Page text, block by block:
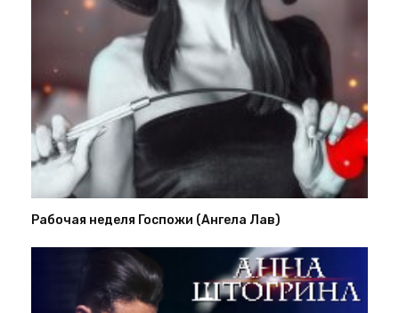
Рабочая неделя Госпожи (Ангела Лав)